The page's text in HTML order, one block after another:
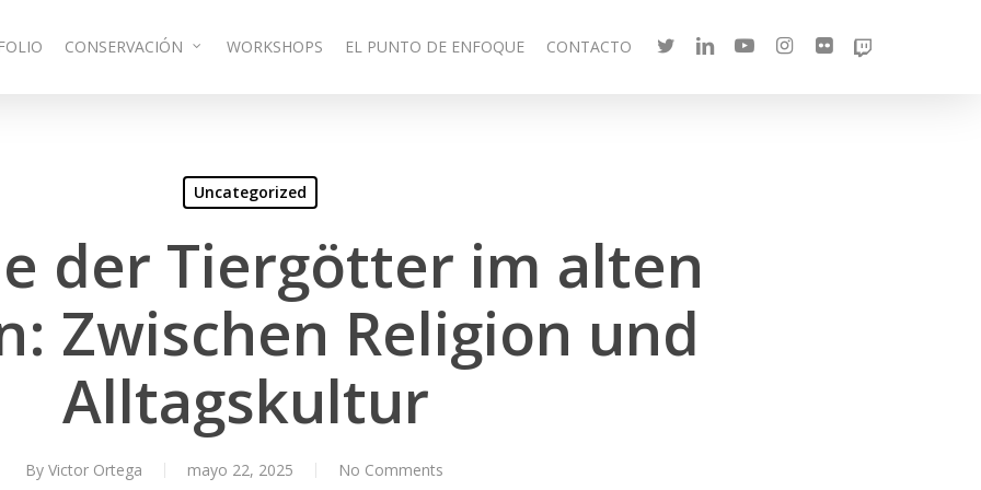
CONSERVACIÓN WORKSHOPS EL PUNTO DE ENFOQUE CONTACTO twitter linkedinyoutubeinstagram
flickr twitch
Uncategorized
der Tiergötter im alten
Zwischen Religion und
Alltagskultur
By Victor Ortega mayo 22, 2025 No Comments